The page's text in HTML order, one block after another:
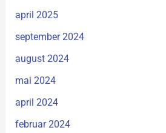
april 2025
september 2024
august 2024
mai 2024
april 2024
februar 2024